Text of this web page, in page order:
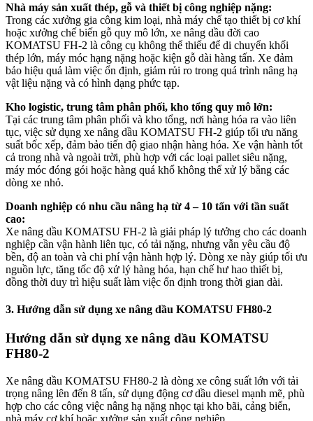
Nhà máy sản xuất thép, gỗ và thiết bị công nghiệp nặng:
Trong các xưởng gia công kim loại, nhà máy chế tạo thiết bị cơ khí
hoặc xưởng chế biến gỗ quy mô lớn, xe nâng dầu đời cao
KOMATSU FH-2 là công cụ không thể thiếu để di chuyển khối
thép lớn, máy móc hạng nặng hoặc kiện gỗ dài hàng tấn. Xe đảm
bảo hiệu quả làm việc ổn định, giảm rủi ro trong quá trình nâng hạ
vật liệu nặng và có hình dạng phức tạp.
Kho logistic, trung tâm phân phối, kho tổng quy mô lớn:
Tại các trung tâm phân phối và kho tổng, nơi hàng hóa ra vào liên
tục, việc sử dụng xe nâng dầu KOMATSU FH-2 giúp tối ưu năng
suất bốc xếp, đảm bảo tiến độ giao nhận hàng hóa. Xe vận hành tốt
cả trong nhà và ngoài trời, phù hợp với các loại pallet siêu nặng,
máy móc đóng gói hoặc hàng quá khổ không thể xử lý bằng các
dòng xe nhỏ.
Doanh nghiệp có nhu cầu nâng hạ từ 4 – 10 tấn với tần suất
cao:
Xe nâng dầu KOMATSU FH-2 là giải pháp lý tưởng cho các doanh
nghiệp cần vận hành liên tục, có tải nặng, nhưng vẫn yêu cầu độ
bền, độ an toàn và chi phí vận hành hợp lý. Dòng xe này giúp tối ưu
nguồn lực, tăng tốc độ xử lý hàng hóa, hạn chế hư hao thiết bị,
đồng thời duy trì hiệu suất làm việc ổn định trong thời gian dài.
3. Hướng dẫn sử dụng xe nâng dầu KOMATSU FH80-2
Hướng dẫn sử dụng xe nâng dầu KOMATSU
FH80-2
Xe nâng dầu KOMATSU FH80-2 là dòng xe công suất lớn với tải
trọng nâng lên đến 8 tấn, sử dụng động cơ dầu diesel mạnh mẽ, phù
hợp cho các công việc nâng hạ nặng nhọc tại kho bãi, cảng biển,
nhà máy cơ khí hoặc xưởng sản xuất công nghiệp.